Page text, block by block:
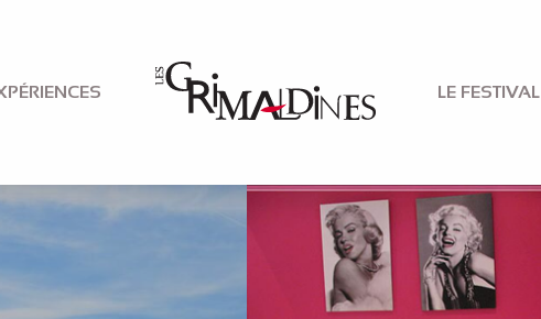
LE FESTIVAL